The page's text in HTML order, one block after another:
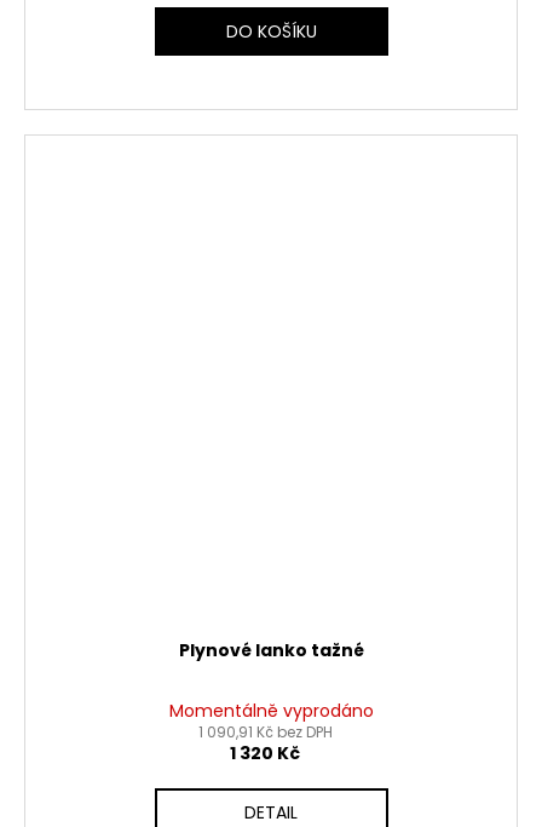
DO KOŠÍKU
Plynové lanko tažné
Momentálně vyprodáno
1 090,91 Kč bez DPH
1 320 Kč
DETAIL